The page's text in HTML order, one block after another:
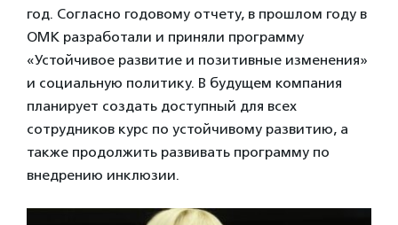
год. Согласно годовому отчету, в прошлом году в
ОМК разработали и приняли программу
«Устойчивое развитие и позитивные изменения»
и социальную политику. В будущем компания
планирует создать доступный для всех
сотрудников курс по устойчивому развитию, а
также продолжить развивать программу по
внедрению инклюзии.